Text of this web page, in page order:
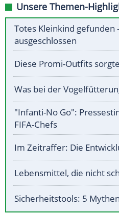
Unsere Themen-
Totes Kleinkind gefunden
ausgeschlossen
Diese Promi-Outfits
Was bei der
"Infanti-No Go":
FIFA-Chefs
Im Zeitraffer: Die
Lebensmittel, die nicht
Sicherheitstools: 5